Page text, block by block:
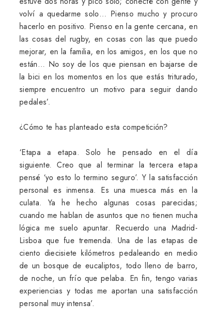
volví a quedarme solo… Pienso mucho y procuro
hacerlo en positivo. Pienso en la gente cercana, en
las cosas del rugby, en cosas con las que puedo
mejorar, en la familia, en los amigos, en los que no
están… No soy de los que piensan en bajarse de
la bici en los momentos en los que estás triturado,
siempre encuentro un motivo para seguir dando
pedales’.
¿Cómo te has planteado esta competición?
‘Etapa a etapa. Solo he pensado en el día
siguiente. Creo que al terminar la tercera etapa
pensé ‘yo esto lo termino seguro’. Y la satisfacción
personal es inmensa. Es una muesca más en la
culata. Ya he hecho algunas cosas parecidas;
cuando me hablan de asuntos que no tienen mucha
lógica me suelo apuntar. Recuerdo una Madrid-
Lisboa que fue tremenda. Una de las etapas de
ciento diecisiete kilómetros pedaleando en medio
de un bosque de eucaliptos, todo lleno de barro,
de noche, un frío que pelaba. En fin, tengo varias
experiencias y todas me aportan una satisfacción
personal muy intensa’.